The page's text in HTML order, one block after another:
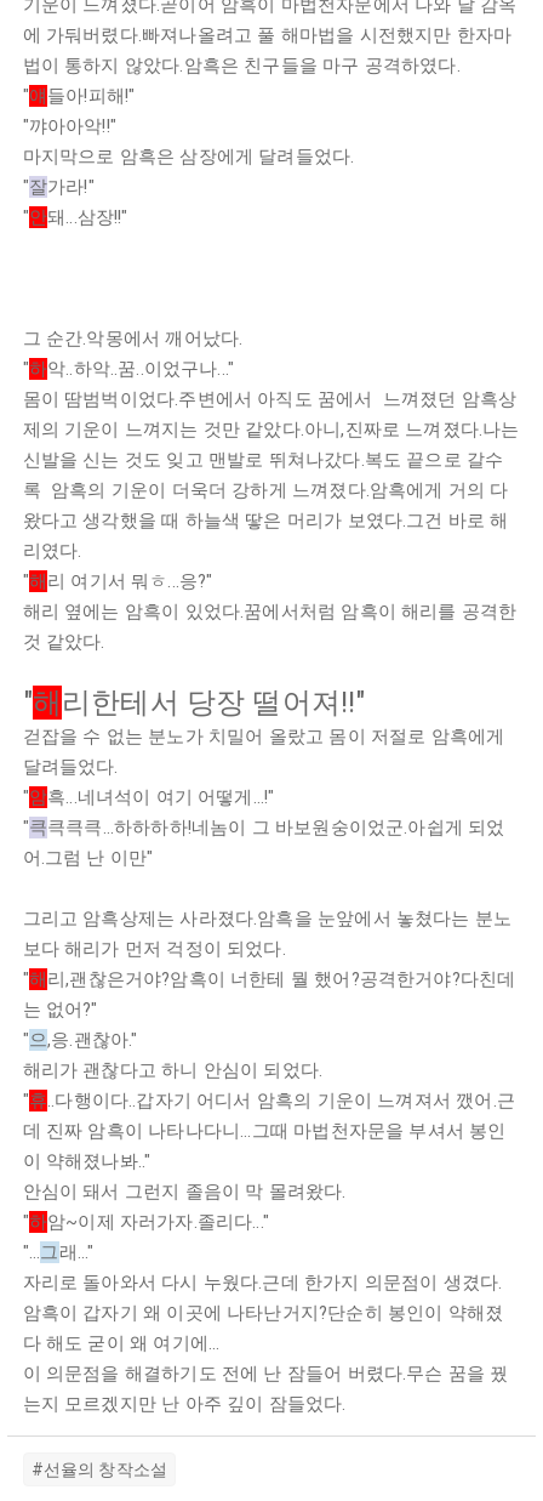
기운이 느껴졌다.곧이어 암흑이 마법천자문에서 나와 날 감옥
에 가둬버렸다.빠져나올려고 풀 해마법을 시전했지만 한자마
법이 통하지 않았다.암흑은 친구들을 마구 공격하였다.
"얘들아!피해!"
"꺄아아악!!"
마지막으로 암흑은 삼장에게 달려들었다.
"잘가라!"
"안돼...삼장!!"
그 순간.악몽에서 깨어났다.
"하악..하악..꿈..이었구나..."
몸이 땀범벅이었다.주변에서 아직도 꿈에서 느껴졌던 암흑상
제​의 기운이 느껴지는 것만 같았다.아니,진짜로 느껴졌다.나는
신발을 신는 것도 잊고 맨발로 뛰쳐나갔다.복도 끝으로 갈수
록 암흑의 기운이 더욱더 강하게 느껴졌다.암흑에게 거의 다
왔다고 생각했을 때 하늘색 땋은 머리가 보였다.그건 바로 해
리였다.
"해리 여기서 뭐ㅎ...응?"
해리 옆에는 암흑이 있었다.꿈에서처럼 암흑이 해리를 공격한
것 같았다.
"해 리한테서 당장 떨어져!!"
걷잡을 수 없는 분노가 치밀어 올랐고 몸이 저절로 암흑에게
달려들었다.
"암흑...네녀석이 여기 어떻게...!"
"큭큭큭큭...하하하하!네놈이 그 바보원숭이었군.아쉽게 되었
어.그럼 난 이만"
그리고 암흑상제는 사라졌다.암흑을 눈앞에서 놓쳤다는 분노
보다 해리가 먼저 걱정이 되었다.
"해리,괜찮은거야?암흑이 너한테 뭘 했어?공격한거야?다친데
는 없어?"
"으,응.괜찮아."
해리가 괜찮다고 하니 안심이 되었다.
"휴..다행이다..갑자기 어디서 암흑의 기운이 느껴져서 깼어.근
데 진짜 암흑이 나타나다니...그때 마법천자문을 부셔서 봉인
이 약해졌나봐.."
안심이 돼서 그런지 졸음이 막 몰려왔다.
"하암~이제 자러가자.졸리다..."
"...그래..."
자리로 돌아와서 다시 누웠다.근데 한가지 의문점이 생겼다.
암흑이 갑자기 왜 이곳에 나타난거지?단순히 봉인이 약해졌
다 해도 굳이 왜 여기에...
이 의문점을 해결하기도 전에 난 잠들어 버렸다.무슨 꿈을 꿨
는지 모르겠지만 난 아주 깊이 잠들었다.
#선율의 창작소설